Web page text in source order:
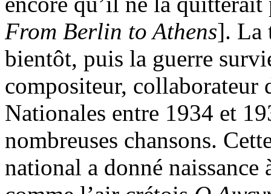
From Berlin to Athens]. La
bientôt, puis la guerre
compositeur,
Nationales entre 1934 et
nombreuses chansons.
national a donné